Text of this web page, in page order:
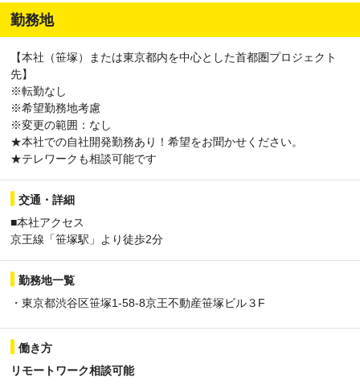
勤務地
【本社（笹塚）または東京都内を中心とした首都圏プロジェクト
先】
※転勤なし
※希望勤務地考慮
※変更の範囲：なし
★本社での自社開発勤務あり！希望をお聞かせください。
★テレワークも相談可能です
交通・詳細
■本社アクセス
京王線「笹塚駅」より徒歩2分
勤務地一覧
・東京都渋谷区笹塚1-58-8京王不動産笹塚ビル３F
働き方
リモートワーク相談可能